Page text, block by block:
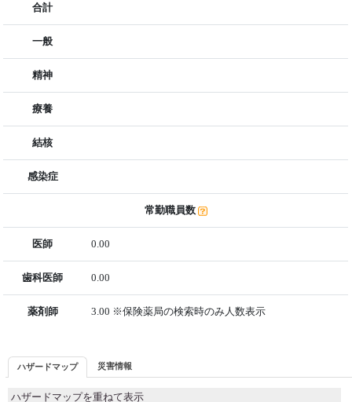
合計
一般
精神
療養
結核
感染症
常勤職員数
医師 0.00
歯科医師 0.00
薬剤師 3.00 ※保険薬局の検索時のみ人数表示
ハザードマップ 災害情報
ハザードマップを重ねて表示